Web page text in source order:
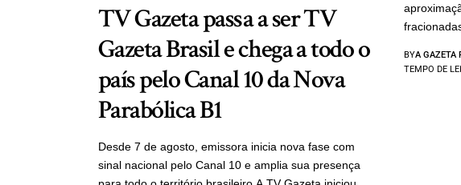
TV Gazeta passa a ser TV
Gazeta Brasil e chega a todo o
país pelo Canal 10 da Nova
Parabólica B1
Desde 7 de agosto, emissora inicia nova fase com
sinal nacional pelo Canal 10 e amplia sua presença
BYA GAZETA
TEMPO DE